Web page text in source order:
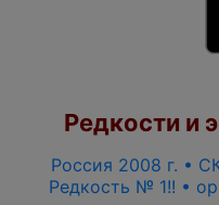
Редкости и
Россия 2008 г. •
Редкость № 1!! •